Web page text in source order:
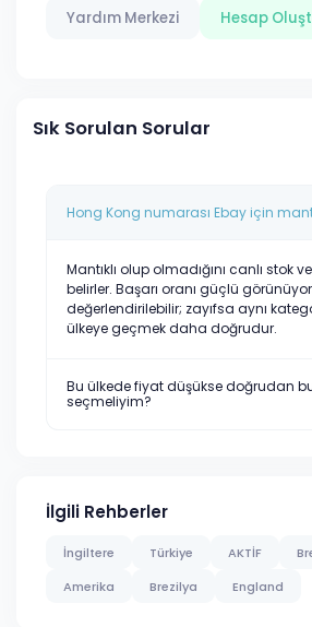
Yardım Merkezi Hesap
Sık Sorulan Sorular
Hong Kong numarası Ebay için
Mantıklı olup olmadığını canlı stok
belirler. Başarı oranı güçlü
değerlendirilebilir; zayıfsa aynı
ülkeye geçmek daha doğrudur.
Bu ülkede fiyat düşükse doğrudan
seçmeliyim?
İlgili Rehberler
İngiltere Türkiye AKTİF
Amerika
Brezilya England